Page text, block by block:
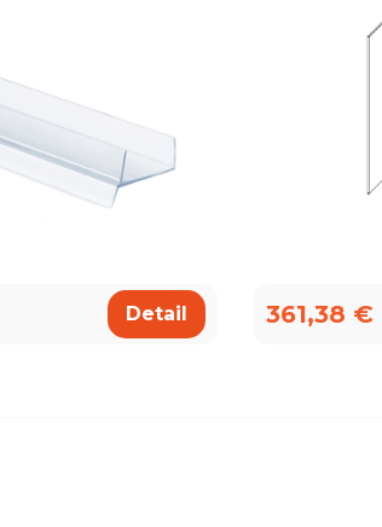
Detail 361,38 €